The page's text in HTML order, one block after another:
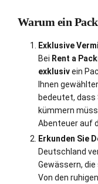
Warum ein
Exklusive
Bei Rent a
exklusivein
Ihnen
bedeutet, dass
kümmern
Abenteuer auf
Erkunden Sie
Deutschland
Gewässern,
Von den